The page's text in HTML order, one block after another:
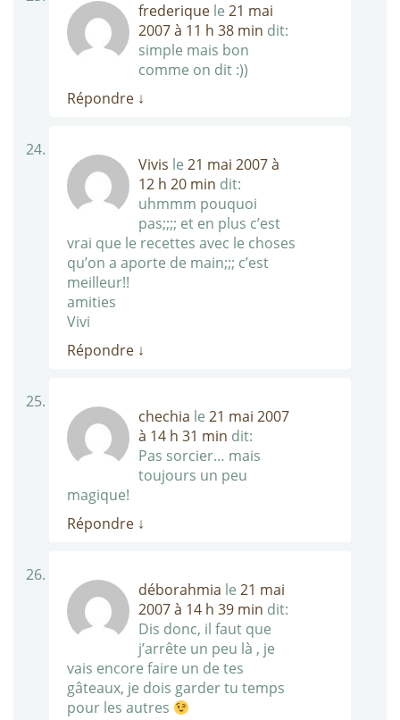
frederique le 21 mai
2007 à 11 h 38 min dit:
simple mais bon
comme on dit :))
Répondre ↓
Vivis le 21 mai 2007 à
12 h 20 min dit:
uhmmm pouquoi
pas;;;; et en plus c’est
vrai que le recettes avec le choses
qu’on a aporte de main;;; c’est
meilleur!!
amities
Vivi
Répondre ↓
chechia le 21 mai 2007
à 14 h 31 min dit:
Pas sorcier… mais
toujours un peu
magique!
Répondre ↓
déborahmia le 21 mai
2007 à 14 h 39 min dit:
Dis donc, il faut que
j’arrête un peu là , je
vais encore faire un de tes
gâteaux, je dois garder tu temps
pour les autres